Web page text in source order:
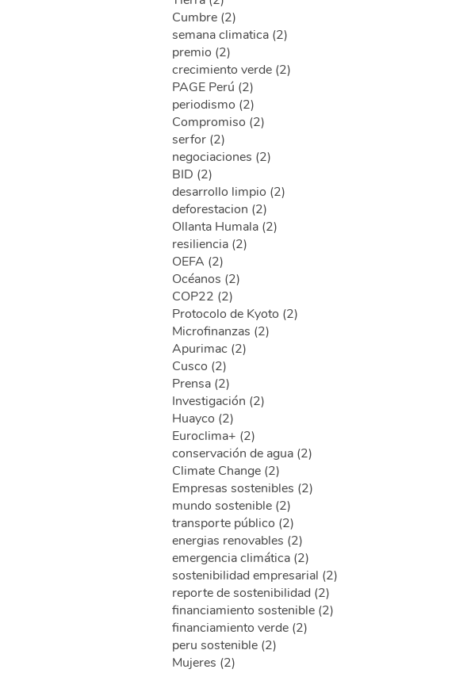
Cumbre (2)
semana climatica (2)
premio (2)
crecimiento verde (2)
PAGE Perú (2)
periodismo (2)
Compromiso (2)
serfor (2)
negociaciones (2)
BID (2)
desarrollo limpio (2)
deforestacion (2)
Ollanta Humala (2)
resiliencia (2)
OEFA (2)
Océanos (2)
COP22 (2)
Protocolo de Kyoto (2)
Microfinanzas (2)
Apurimac (2)
Cusco (2)
Prensa (2)
Investigación (2)
Huayco (2)
Euroclima+ (2)
conservación de agua (2)
Climate Change (2)
Empresas sostenibles (2)
mundo sostenible (2)
transporte público (2)
energias renovables (2)
emergencia climática (2)
sostenibilidad empresarial (2)
reporte de sostenibilidad (2)
financiamiento sostenible (2)
financiamiento verde (2)
peru sostenible (2)
Mujeres (2)